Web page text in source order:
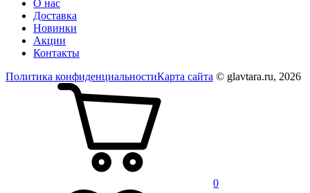
О нас
Доставка
Новинки
Акции
Контакты
Политика конфиденциальностиКарта сайта © glavtara.ru, 2026
0